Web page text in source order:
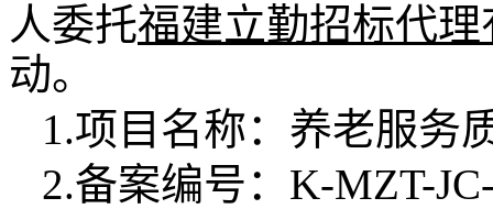
人委托福建立勤招标代
动。
1.项目名称： 养老服务
2.备案编号： K-MZT-